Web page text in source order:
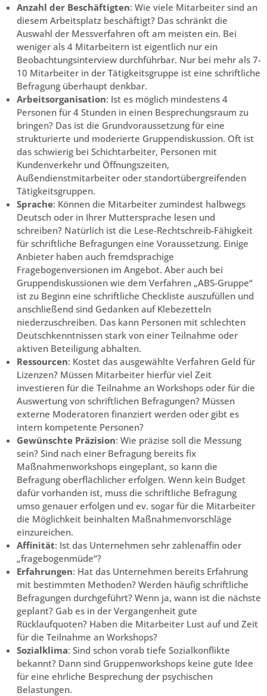
Anzahl der Beschäftigten: Wie viele Mitarbeiter sind an
diesem Arbeitsplatz beschäftigt? Das schränkt die
Auswahl der Messverfahren oft am meisten ein. Bei
weniger als 4 Mitarbeitern ist eigentlich nur ein
Beobachtungsinterview durchführbar. Nur bei mehr als 7-
10 Mitarbeiter in der Tätigkeitsgruppe ist eine schriftliche
Befragung überhaupt denkbar.
Arbeitsorganisation: Ist es möglich mindestens 4
Personen für 4 Stunden in einen Besprechungsraum zu
bringen? Das ist die Grundvoraussetzung für eine
strukturierte und moderierte Gruppendiskussion. Oft ist
das schwierig bei Schichtarbeiter, Personen mit
Kundenverkehr und Öffnungszeiten,
Außendienstmitarbeiter oder standortübergreifenden
Tätigkeitsgruppen.
Sprache: Können die Mitarbeiter zumindest halbwegs
Deutsch oder in Ihrer Muttersprache lesen und
schreiben? Natürlich ist die Lese-Rechtschreib-Fähigkeit
für schriftliche Befragungen eine Voraussetzung. Einige
Anbieter haben auch fremdsprachige
Fragebogenversionen im Angebot. Aber auch bei
Gruppendiskussionen wie dem Verfahren „ABS-Gruppe“
ist zu Beginn eine schriftliche Checkliste auszufüllen und
anschließend sind Gedanken auf Klebezetteln
niederzuschreiben. Das kann Personen mit schlechten
Deutschkenntnissen stark von einer Teilnahme oder
aktiven Beteiligung abhalten.
Ressourcen: Kostet das ausgewählte Verfahren Geld für
Lizenzen? Müssen Mitarbeiter hierfür viel Zeit
investieren für die Teilnahme an Workshops oder für die
Auswertung von schriftlichen Befragungen? Müssen
externe Moderatoren finanziert werden oder gibt es
intern kompetente Personen?
Gewünschte Präzision: Wie präzise soll die Messung
sein? Sind nach einer Befragung bereits fix
Maßnahmenworkshops eingeplant, so kann die
Befragung oberflächlicher erfolgen. Wenn kein Budget
dafür vorhanden ist, muss die schriftliche Befragung
umso genauer erfolgen und ev. sogar für die Mitarbeiter
die Möglichkeit beinhalten Maßnahmenvorschläge
einzureichen.
Affinität: Ist das Unternehmen sehr zahlenaffin oder
„fragebogenmüde“?
Erfahrungen: Hat das Unternehmen bereits Erfahrung
mit bestimmten Methoden? Werden häufig schriftliche
Befragungen durchgeführt? Wenn ja, wann ist die nächste
geplant? Gab es in der Vergangenheit gute
Rücklaufquoten? Haben die Mitarbeiter Lust auf und Zeit
für die Teilnahme an Workshops?
Sozialklima: Sind schon vorab tiefe Sozialkonflikte
bekannt? Dann sind Gruppenworkshops keine gute Idee
für eine ehrliche Besprechung der psychischen
Belastungen.